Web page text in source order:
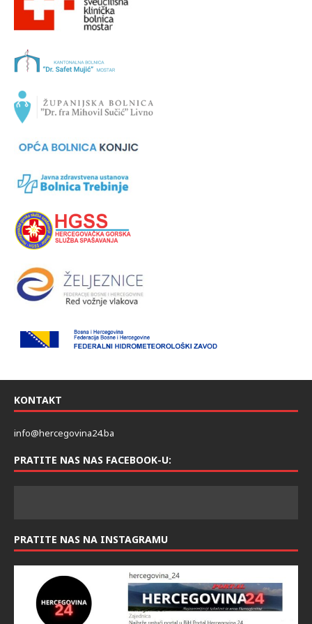
KONTAKT
info@hercegovina24.ba
PRATITE NAS NAS FACEBOOK-U:
PRATITE NAS NA INSTAGRAMU